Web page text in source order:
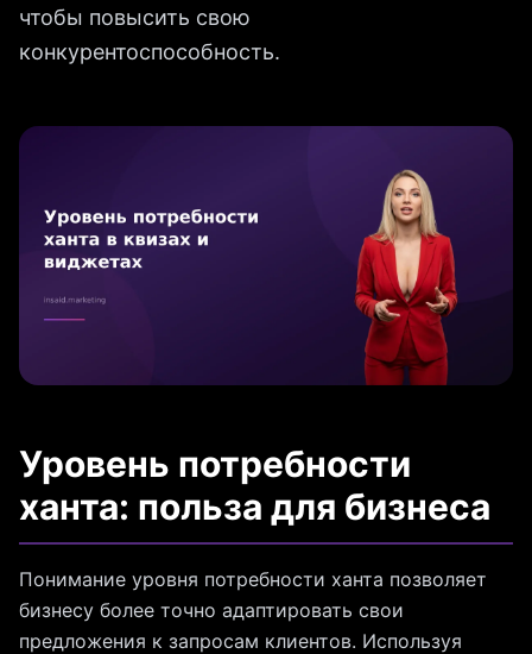
чтобы повысить свою
конкурентоспособность.
Уровень потребности
ханта: польза для бизнеса
Понимание уровня потребности ханта позволяет
бизнесу более точно адаптировать свои
предложения к запросам клиентов. Используя